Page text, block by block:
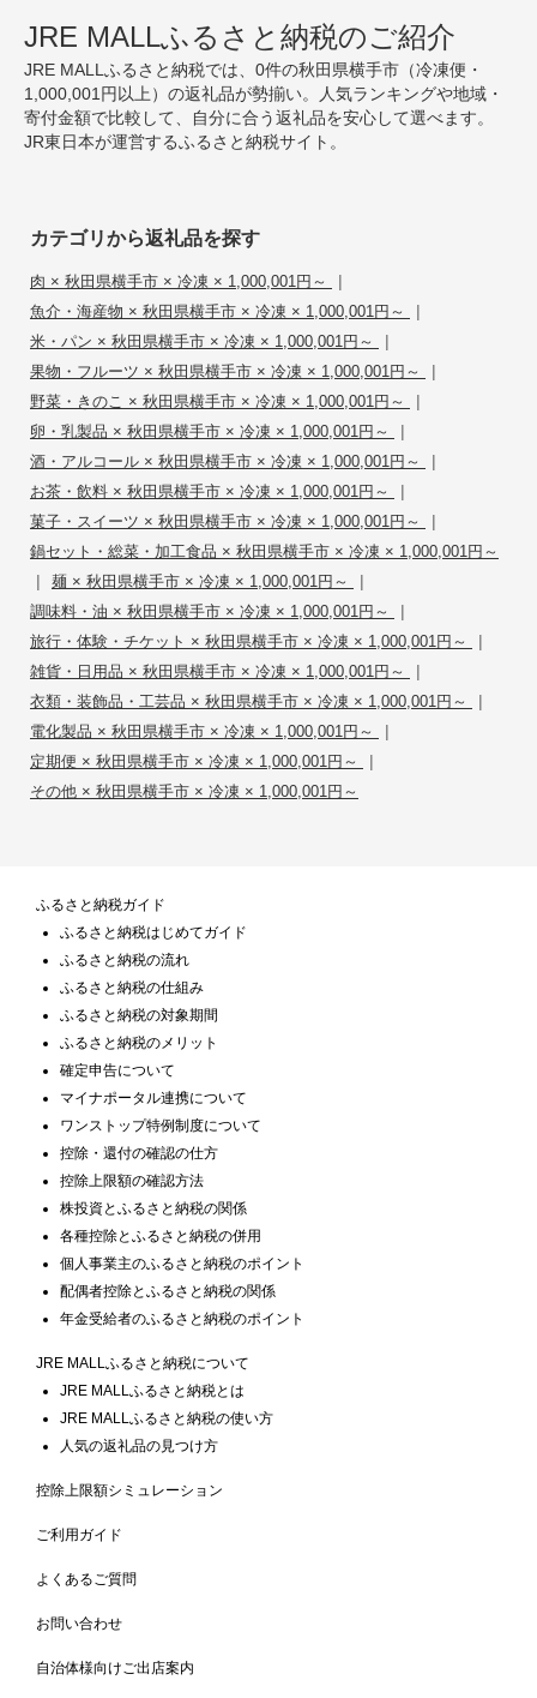
JRE MALLふるさと納税のご紹介
JRE MALLふるさと納税では、0件の秋田県横手市（冷凍便・
1,000,001円以上）の返礼品が勢揃い。人気ランキングや地域・
寄付金額で比較して、自分に合う返礼品を安心して選べます。
JR東日本が運営するふるさと納税サイト。
カテゴリから返礼品を探す
肉 × 秋田県横手市 × 冷凍 × 1,000,001円～ |
魚介・海産物 × 秋田県横手市 × 冷凍 × 1,000,001円～ |
米・パン × 秋田県横手市 × 冷凍 × 1,000,001円～ |
果物・フルーツ × 秋田県横手市 × 冷凍 × 1,000,001円～ |
野菜・きのこ × 秋田県横手市 × 冷凍 × 1,000,001円～ |
卵・乳製品 × 秋田県横手市 × 冷凍 × 1,000,001円～ |
酒・アルコール × 秋田県横手市 × 冷凍 × 1,000,001円～ |
お茶・飲料 × 秋田県横手市 × 冷凍 × 1,000,001円～ |
菓子・スイーツ × 秋田県横手市 × 冷凍 × 1,000,001円～ |
鍋セット・総菜・加工食品 × 秋田県横手市 × 冷凍 × 1,000,001円～
| 麺 × 秋田県横手市 × 冷凍 × 1,000,001円～ |
調味料・油 × 秋田県横手市 × 冷凍 × 1,000,001円～ |
旅行・体験・チケット × 秋田県横手市 × 冷凍 × 1,000,001円～ |
雑貨・日用品 × 秋田県横手市 × 冷凍 × 1,000,001円～ |
衣類・装飾品・工芸品 × 秋田県横手市 × 冷凍 × 1,000,001円～ |
電化製品 × 秋田県横手市 × 冷凍 × 1,000,001円～ |
定期便 × 秋田県横手市 × 冷凍 × 1,000,001円～ |
その他 × 秋田県横手市 × 冷凍 × 1,000,001円～
ふるさと納税ガイド
ふるさと納税はじめてガイド
ふるさと納税の流れ
ふるさと納税の仕組み
ふるさと納税の対象期間
ふるさと納税のメリット
確定申告について
マイナポータル連携について
ワンストップ特例制度について
控除・還付の確認の仕方
控除上限額の確認方法
株投資とふるさと納税の関係
各種控除とふるさと納税の併用
個人事業主のふるさと納税のポイント
配偶者控除とふるさと納税の関係
年金受給者のふるさと納税のポイント
JRE MALLふるさと納税について
JRE MALLふるさと納税とは
JRE MALLふるさと納税の使い方
人気の返礼品の見つけ方
控除上限額シミュレーション
ご利用ガイド
よくあるご質問
お問い合わせ
自治体様向けご出店案内